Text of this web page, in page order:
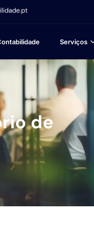
Serviços
de